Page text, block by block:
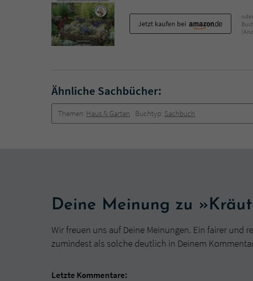
Jetzt kaufen bei
Ähnliche Sachbücher:
Themen: Haus & Garten Buchtyp: Sachbuch
Deine Meinung zu
Wir freuen uns auf Deine Meinungen. Ein fairer
zumindest als solche deutlich in Deinem
Letzte Kommentare: